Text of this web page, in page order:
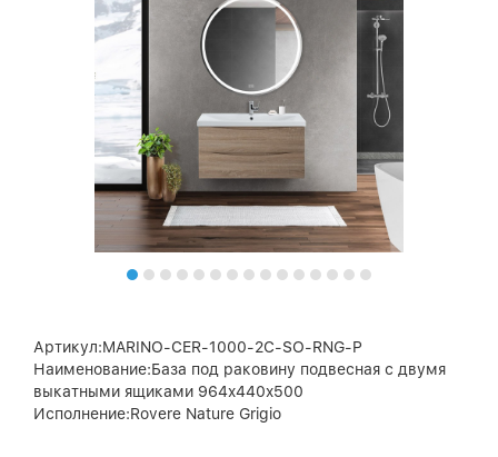
Артикул:MARINO-CER-1000-2C-SO-RNG-P
Наименование:База под раковину подвесная с двумя
выкатными ящиками 964x440x500
Исполнение:Rovere Nature Grigio